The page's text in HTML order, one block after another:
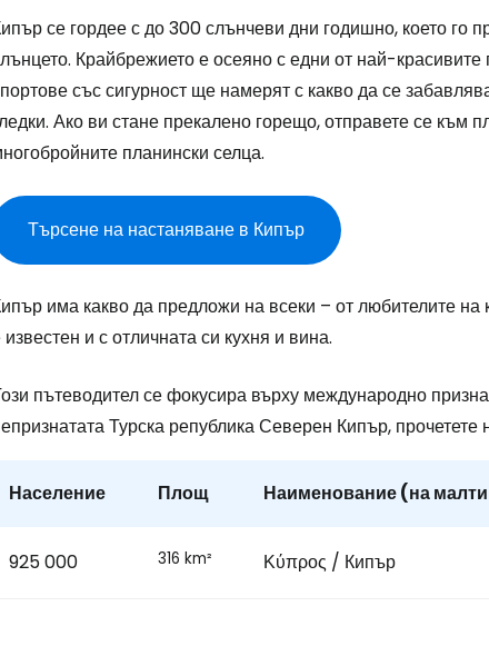
се гордее с до 300 слънчеви дни годишно, което го
Крайбрежието е осеяно с едни от най-
със сигурност ще намерят с какво да се
Ако ви стане прекалено горещо, отправете се към
планински селца.
Търсене на настаняване в Кипър
има какво да предложи на всеки – от любителите на
известен и с отличната си кухня и вина.
пътеводител се фокусира върху международно
Турска република Северен Кипър,
Население Площ Наименование (на
925 000 316 km² Κύπρος / Кипър
Влезте в